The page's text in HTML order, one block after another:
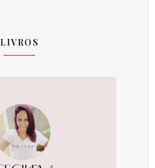
LIVROS